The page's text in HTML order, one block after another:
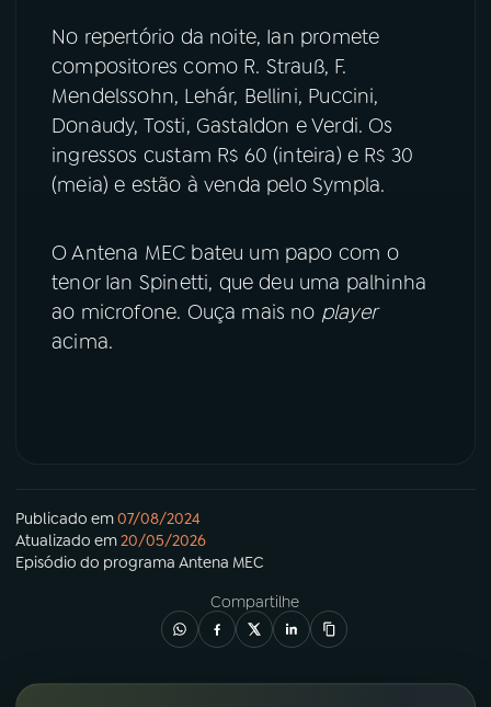
No repertório da noite, Ian promete
compositores como R. Strauß, F.
Mendelssohn, Lehár, Bellini, Puccini,
Donaudy, Tosti, Gastaldon e Verdi. Os
ingressos custam R$ 60 (inteira) e R$ 30
(meia) e estão à venda pelo Sympla.
O Antena MEC bateu um papo com o
tenor Ian Spinetti, que deu uma palhinha
ao microfone. Ouça mais no player
acima.
Publicado em07/08/2024
Atualizado em20/05/2026
Episódio do programa Antena MEC
Compartilhe